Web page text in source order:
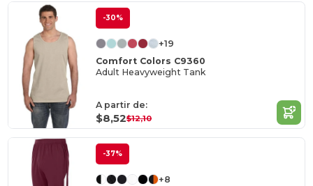
-30%
+19
Comfort Colors C9360
Adult Heavyweight Tank
A partir de:
$8,52$12,10
-37%
+8